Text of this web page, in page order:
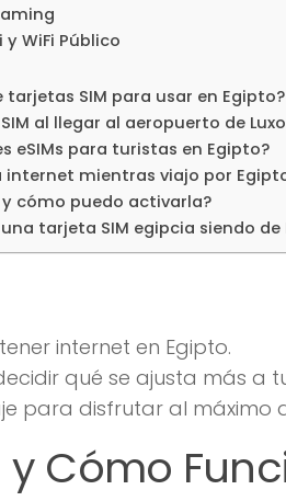
WiFi Público
SIM para usar en Egipto?
al llegar al aeropuerto de
eSIMs para turistas en Egipto?
mientras viajo por
y cómo puedo activarla?
tarjeta SIM egipcia siendo de
internet en Egipto.
qué se ajusta más a
para disfrutar al máximo
y Cómo